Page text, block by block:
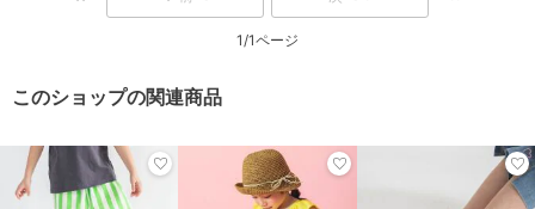
1/1ページ
このショップの関連商品